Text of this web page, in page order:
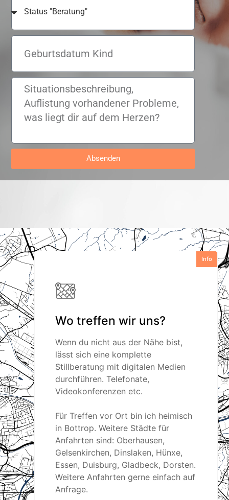
Absenden
Wo treffen wir uns?
Wenn du nicht aus der Nähe bist,
lässt sich eine komplette
Stillberatung mit digitalen Medien
durchführen. Telefonate,
Videokonferenzen etc.
Für Treffen vor Ort bin ich heimisch
in Bottrop. Weitere Städte für
Anfahrten sind: Oberhausen,
Gelsenkirchen, Dinslaken, Hünxe,
Essen, Duisburg, Gladbeck, Dorsten.
Weitere Anfahrten gerne einfach auf
Anfrage.
Info